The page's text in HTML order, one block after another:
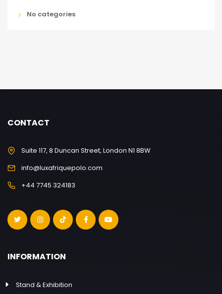
No categories
CONTACT
Suite 117, 8 Duncan Street, London N1 8BW
info@luxafriquepolo.com
+44 7745 324183
INFORMATION
Stand & Exhibition